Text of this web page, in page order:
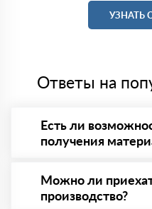
УЗНАТЬ
Ответы на
Есть ли
получения
- оплата по факту
если доставленный
качества, то Вы в праве
Можно ли
производство?